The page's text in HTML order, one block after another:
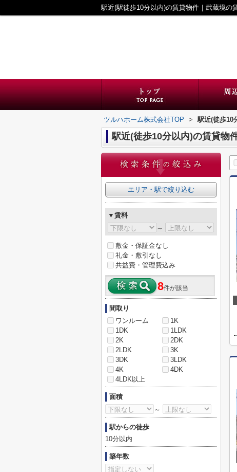
駅近(駅徒歩10分以内)の賃貸物件｜武蔵境の
ツルハホーム株式会社TOP > 駅近(徒歩10
駅近(徒歩10分以内)の賃貸物
エリア・駅で絞り込む
▼賃料
～
敷金・保証金なし
礼金・敷引なし
共益費・管理費込み
8件が該当
間取り
ワンルーム
1K
1DK
1LDK
2K
2DK
2LDK
3K
3DK
3LDK
4K
4DK
4LDK以上
面積
～
駅からの徒歩
10分以内
築年数